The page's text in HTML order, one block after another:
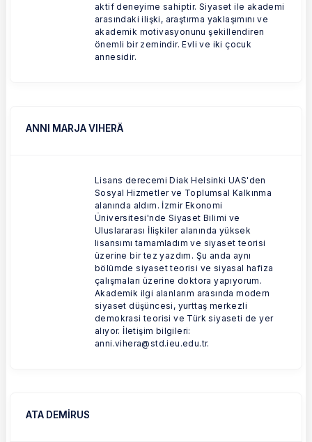
aktif deneyime sahiptir. Siyaset ile akademi
arasındaki ilişki, araştırma yaklaşımını ve
akademik motivasyonunu şekillendiren
önemli bir zemindir. Evli ve iki çocuk
annesidir.
ANNI MARJA VIHERÄ
Lisans derecemi Diak Helsinki UAS'den
Sosyal Hizmetler ve Toplumsal Kalkınma
alanında aldım. İzmir Ekonomi
Üniversitesi'nde Siyaset Bilimi ve
Uluslararası İlişkiler alanında yüksek
lisansımı tamamladım ve siyaset teorisi
üzerine bir tez yazdım. Şu anda aynı
bölümde siyaset teorisi ve siyasal hafiza
çalışmaları üzerine doktora yapıyorum.
Akademik ilgi alanlarım arasında modern
siyaset düşüncesi, yurttaş merkezli
demokrasi teorisi ve Türk siyaseti de yer
alıyor. İletişim bilgileri:
anni.vihera@std.ieu.edu.tr.
ATA DEMİRUS